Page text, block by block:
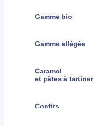
Gamme bio
Gamme allégée
Caramel
et pâtes à tartiner
Confits